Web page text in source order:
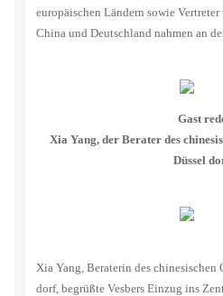
europäischen Ländern sowie
China und Deutschland nahmen an
Gast
Xia Yang, der Berater des
Düssel
Xia Yang, Beraterin des chinesischen
dorf, begrüßte Vesbers Einzug ins